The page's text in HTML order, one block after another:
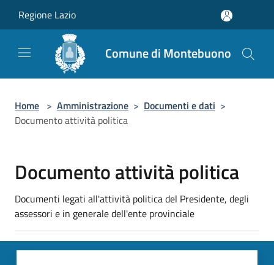
Regione Lazio
Comune di Montebuono
Home > Amministrazione > Documenti e dati >
Documento attività politica
Documento attività politica
Documenti legati all'attività politica del Presidente, degli
assessori e in generale dell'ente provinciale